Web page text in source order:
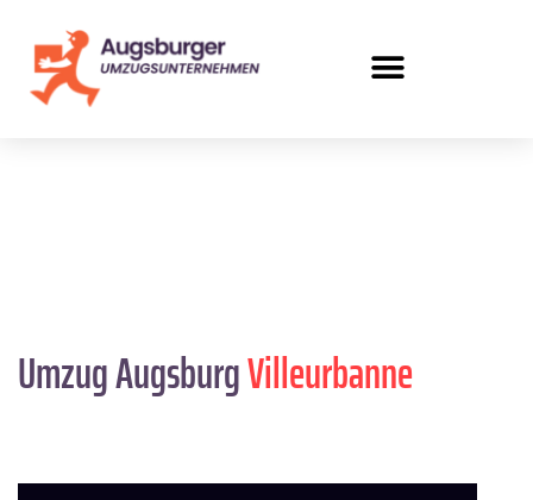
Umzug AugsburgVilleurbanne